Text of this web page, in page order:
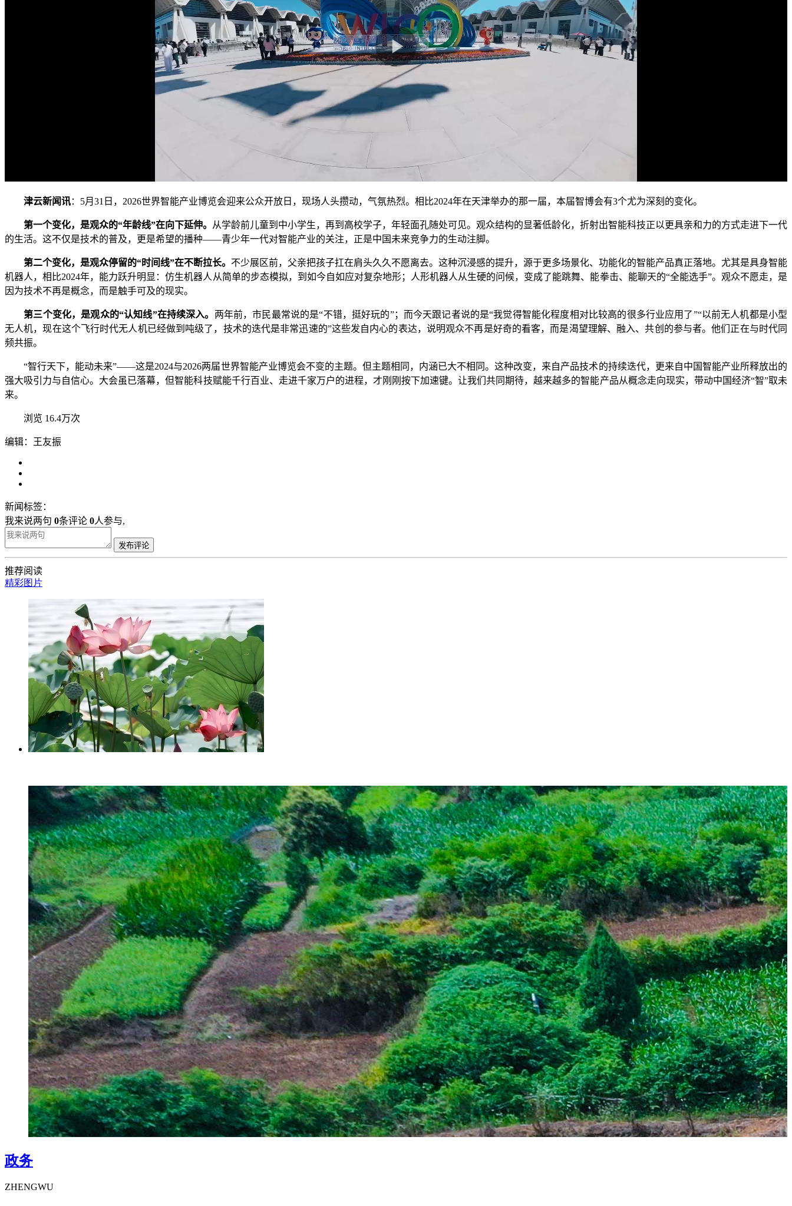
津云新闻讯：5月31日，2026世界智能产业博览会迎来公众开放日，现场人头攒动，气氛热烈。相比2024年在天津举办的那一届，本届智博会有3个尤为深刻的变化。
第一个变化，是观众的“年龄线”在向下延伸。
从学龄前儿童到中小学生，再到高校学子，年轻面孔随处可见。观众结构的显著低龄化，折射出智能科技正以更具亲和力的方式走进下一代
的生活。这不仅是技术的普及，更是希望的播种——青少年一代对智能产业的关注，正是中国未来竞争力的生动注脚。
第二个变化，是观众停留的“时间线”在不断拉长。 不少展区前，父亲把孩子扛在肩头久久不愿离去。这种沉浸感的提升，源于更多场景化、功能化的智能产品真正落地。尤其是具身智能
机器人，相比2024年，能力跃升明显：仿生机器人从简单的步态模拟，到如今自如应对复杂地形；人形机器人从生硬的问候，变成了能跳舞、能拳击、能聊天的“全能选手”。观众不愿走，是
因为技术不再是概念，而是触手可及的现实。
第三个变化，是观众的“认知线”在持续深入。 两年前，市民最常说的是“不错，挺好玩的”；而今天跟记者说的是“我觉得智能化程度相对比较高的很多行业应用了”“以前无人机都是小型
无人机，现在这个飞行时代无人机已经做到吨级了，技术的迭代是非常迅速的”这些发自内心的表达，说明观众不再是好奇的看客，而是渴望理解、融入、共创的参与者。他们正在与时代同
频共振。
“智行天下，能动未来”——这是2024与2026两届世界智能产业博览会不变的主题。但主题相同，内涵已大不相同。这种改变，来自产品技术的持续迭代，更来自中国智能产业所释放出的
强大吸引力与自信心。大会虽已落幕，但智能科技赋能千行百业、走进千家万户的进程，才刚刚按下加速键。让我们共同期待，越来越多的智能产品从概念走向现实，带动中国经济“智”取未
来。
浏览 16.4万次
编辑：王友振
新闻标签：
我来说两句 0条评论 0人参与,
发布评论
推荐阅读